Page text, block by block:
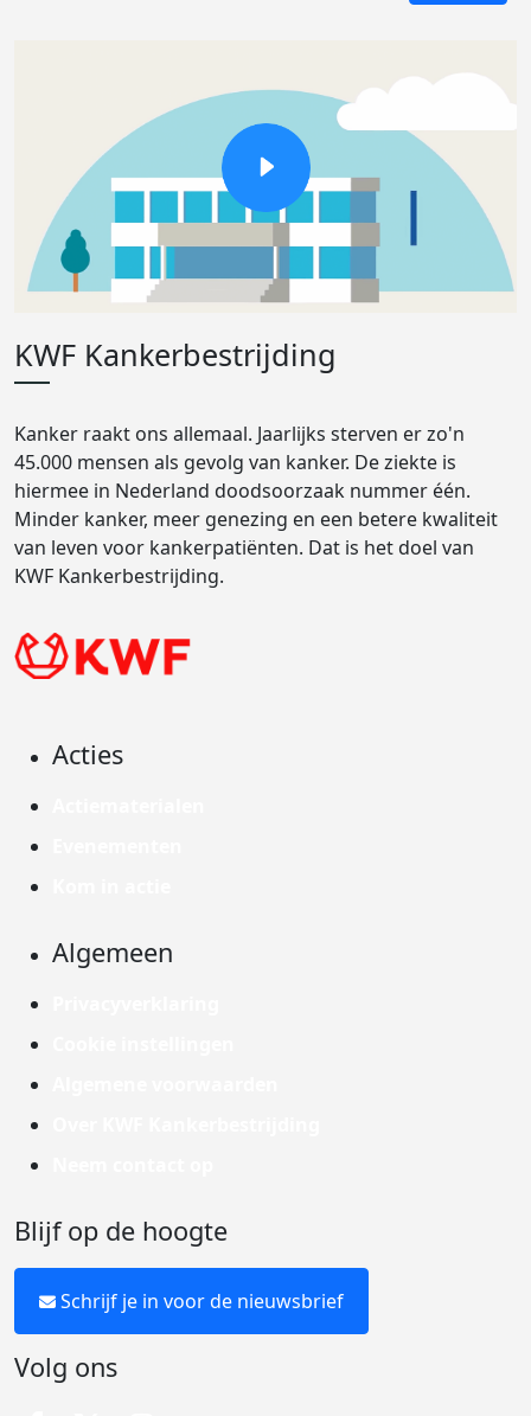
KWF Kankerbestrijding
Kanker raakt ons allemaal. Jaarlijks sterven er zo'n
45.000 mensen als gevolg van kanker. De ziekte is
hiermee in Nederland doodsoorzaak nummer één.
Minder kanker, meer genezing en een betere kwaliteit
van leven voor kankerpatiënten. Dat is het doel van
KWF Kankerbestrijding.
Acties
Algemeen
Blijf op de hoogte
Schrijf je in voor de nieuwsbrief
Volg ons